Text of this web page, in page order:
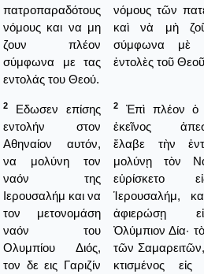
πατροπαραδότους
νόμους και να μη
ζουν πλέον
σύμφωνα με τας
εντολάς του Θεού.
νόμους τῶν
καὶ νὰ μὴ
σύμφωνα μὲ
ἐντολὲς τοῦ
2
Εδωσεν επίσης
εντολήν στον
Αθηναίον αυτόν,
να μολύνη τον
ναόν της
Ιερουσαλήμ και να
τον μετονομάση
ναόν του
Ολυμπίου Διός,
τον δε εις Γαριζίν
2
Ἐπὶ πλέον ὁ
ἐκεῖνος
ἔλαβε τὴν
μολύνῃ τὸν
εὑρίσκετο
Ἱερουσαλήμ,
ἀφιερώσῃ
Ὀλύμπιον Δία·
τῶν
κτισμένος